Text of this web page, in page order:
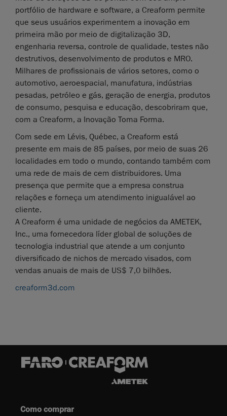
portfólio de hardware e software, a Creaform permite
que seus usuários experimentem a inovação em
primeira mão por meio de digitalização 3D,
engenharia reversa, controle de qualidade, testes não
destrutivos, desenvolvimento de produtos e MRO.
Milhares de profissionais de vários setores, como o
automotivo, aeroespacial, manufatura, indústrias
pesadas, petróleo e gás, geração de energia, produtos
de consumo, pesquisa e educação, descobriram que,
com a Creaform, a Inovação Toma Forma.
Com sede em Lévis, Québec, a Creaform está
presente em mais de 85 países, por meio de suas 26
localidades em todo o mundo, contando também com
uma rede de mais de cem distribuidores. Uma
presença que permite que a empresa construa
relações e forneça um atendimento inigualável ao
cliente.
A Creaform é uma unidade de negócios da AMETEK,
Inc., uma fornecedora líder global de soluções de
tecnologia industrial que atende a um conjunto
diversificado de nichos de mercado visados, com
vendas anuais de mais de US$ 7,0 bilhões.
creaform3d.com
Como comprar